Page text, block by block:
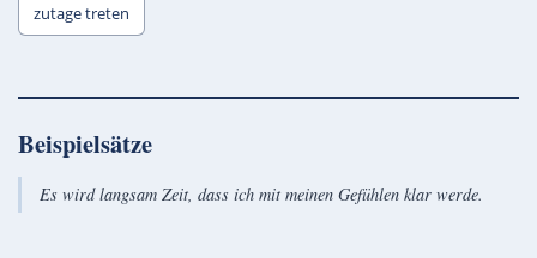
zutage treten
Beispielsätze
Es wird langsam Zeit, dass ich mit meinen Gefühlen klar werde.